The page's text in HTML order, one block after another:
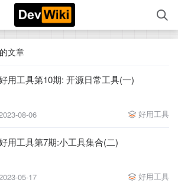
文章
用工具第10期: 开源日常工具(一)
08-06 好用工具
用工具第7期:小工具集合(二)
05-17 好用工具